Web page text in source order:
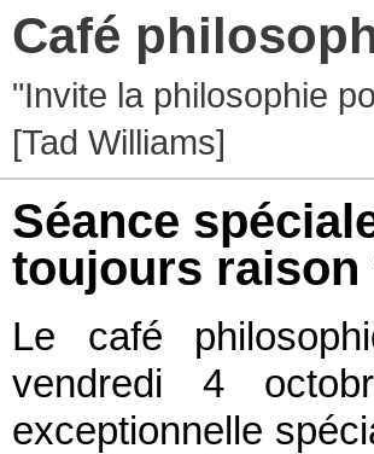
Café
"Invite la philosophie
[Tad Williams]
Séance
toujours raison
Le café
vendredi 4
exceptionnelle